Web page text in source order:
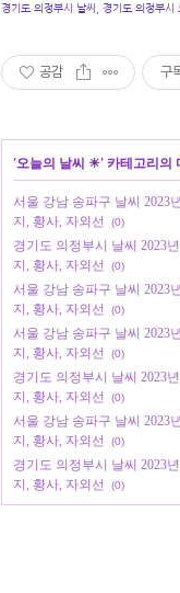
경기도 의정부시 날씨, 경기도 의정부
공감 구
'오늘의 날씨 ☀' 카테고리의
서울 강남 송파구 날씨 2023
지, 황사, 자외선
(0)
경기도 의정부시 날씨 2023
지, 황사, 자외선
(0)
서울 강남 송파구 날씨 2023
지, 황사, 자외선
(0)
서울 강남 송파구 날씨 2023
지, 황사, 자외선
(0)
경기도 의정부시 날씨 2023
지, 황사, 자외선
(0)
서울 강남 송파구 날씨 2023
지, 황사, 자외선
(0)
경기도 의정부시 날씨 2023
지, 황사, 자외선
(0)